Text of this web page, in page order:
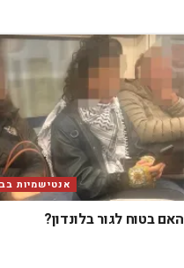
אנטישמיות
האם בטוח לגור בלונדון?